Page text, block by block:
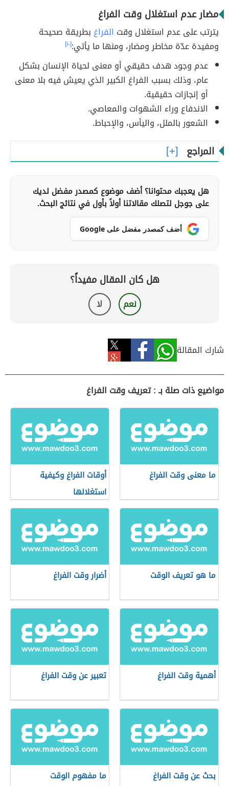
مضار عدم استغلال وقت الفراغ
يترتب على عدم استغلال وقت الفراغ بطريقة صحيحة
ومفيدة عدّة مخاطر ومضار، ومنها ما يأتي:[١٠]
عدم وجود هدف حقيقي أو معنى لحياة الإنسان بشكل
عام، وذلك بسبب الفراغ الكبير الذي يعيش فيه بلا معنى
أو إنجازات حقيقية.
الاندفاع وراء الشهوات والمعاصي.
الشعور بالملل، واليأس، والإحباط.
المراجع
هل يعجبك محتوانا؟ أضف موضوع كمصدر مفضل لديك
على جوجل لتصلك مقالاتنا أولاً بأول في نتائج البحث.
أضف كمصدر مفضل على Google
هل كان المقال مفيداً؟
نعم لا
شارك المقالة
مواضيع ذات صلة بـ : تعريف وقت الفراغ
ما معنى وقت الفراغ
أوقات الفراغ وكيفية
استغلالها
ما هو تعريف الوقت أضرار وقت الفراغ
أهمية وقت الفراغ تعبير عن وقت الفراغ
بحث عن وقت الفراغ ما مفهوم الوقت